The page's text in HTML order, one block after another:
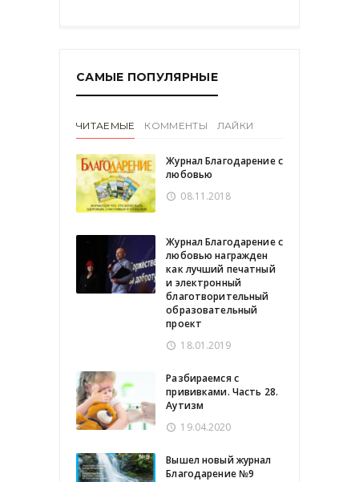
САМЫЕ ПОПУЛЯРНЫЕ
ЧИТАЕМЫЕ КОММЕНТЫ ЛАЙКИ
Журнал Благодарение с
любовью
08.11.2018
Журнал Благодарение с
любовью награжден
как лучший печатный
и электронный
благотворительный
образовательный
проект
18.01.2019
Разбираемся с
прививками. Часть 28.
Аутизм
19.04.2020
Вышел новый журнал
Благодарение №9